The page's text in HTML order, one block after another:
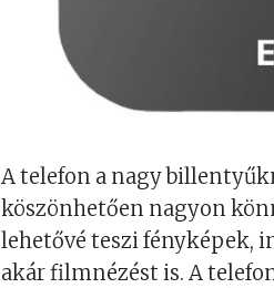
A telefon a nagy
köszönhetően nagyon
lehetővé teszi fényképek,
akár filmnézést is. A